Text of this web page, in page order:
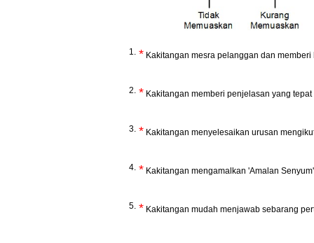
1. * Kakitangan mesra pelanggan dan
2. * Kakitangan memberi penjelasan yang
3. * Kakitangan menyelesaikan urusan
4. * Kakitangan mengamalkan 'Amalan
5. * Kakitangan mudah menjawab sebarang